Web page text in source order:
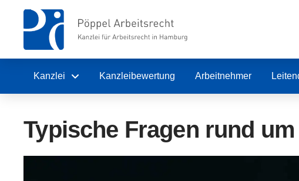
Kanzlei Kanzleibewertung Arbeitnehmer
Typische Fragen rund